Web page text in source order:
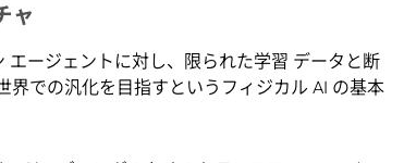
ャ
ージェントに対し、限られた学習 データと断
での汎化を目指すというフィジカル AI の基本